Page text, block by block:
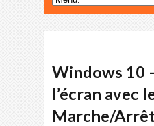
Windows 10
l’écran avec
Marche/